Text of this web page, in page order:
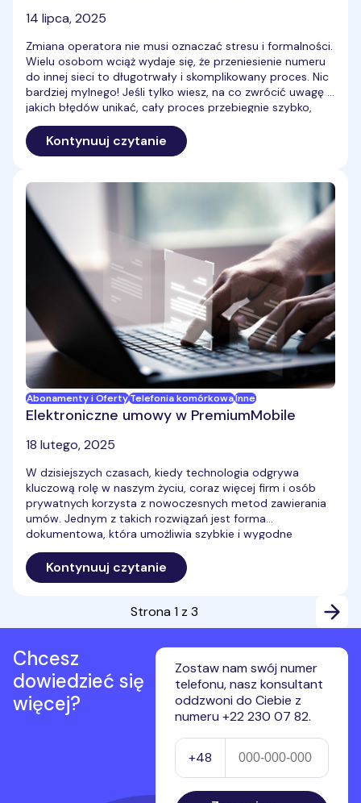
14 lipca, 2025
Zmiana operatora nie musi oznaczać stresu i formalności.
Wielu osobom wciąż wydaje się, że przeniesienie numeru
do innej sieci to długotrwały i skomplikowany proces. Nic
bardziej mylnego! Jeśli tylko wiesz, na co zwrócić uwagę i
jakich błędów unikać, cały proces przebiegnie szybko,
sprawnie i – co najważniejsze – bez utraty numeru.
W tym artykule pokażemy Ci krok po kroku, jak przenieść
numer telefonu do innej sieci, jakie formalności trzeba
Dowiesz się również, jak wygląda proces przeniesienia
numeru w PremiumMobile – bez kolejek, bez stresu i bez
dodatkowych kosztów.
Kontynuuj czytanie
Abonamenty i OfertyTelefonia komórkowaInne
Elektroniczne umowy w PremiumMobile
18 lutego, 2025
W dzisiejszych czasach, kiedy technologia odgrywa
kluczową rolę w naszym życiu, coraz więcej firm i osób
prywatnych korzysta z nowoczesnych metod zawierania
umów. Jednym z takich rozwiązań jest forma
dokumentowa, która umożliwia szybkie i wygodne
zawieranie umów bez ich drukowania. W tym artykule
wyjaśniamy, czym jest forma dokumentowa, jakie ma
zalety i jak można ją wykorzystać w praktyce.
Kontynuuj czytanie
Strona1 z 3
Chcesz
dowiedzieć się
więcej?
Zostaw nam swój numer
telefonu, nasz konsultant
oddzwoni do Ciebie z
numeru +22 230 07 82.
Numer telefonu
+48